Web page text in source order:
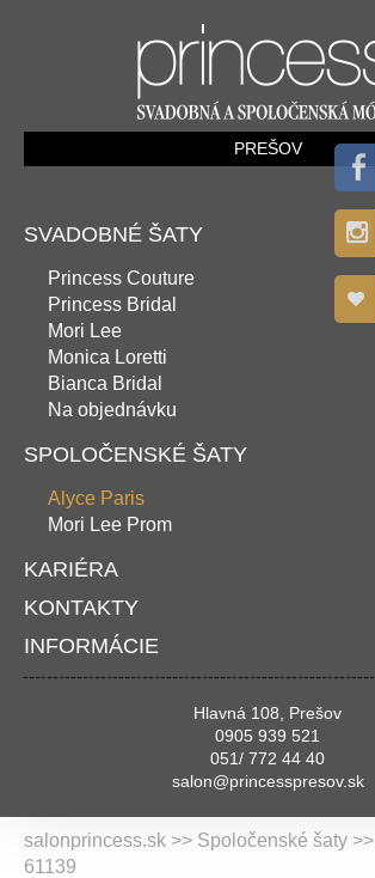
PREŠOV
SVADOBNÉ ŠATY
Princess Couture
Princess Bridal
Mori Lee
Monica Loretti
Bianca Bridal
Na objednávku
SPOLOČENSKÉ ŠATY
Alyce Paris
Mori Lee Prom
KARIÉRA
KONTAKTY
INFORMÁCIE
Hlavná 108, Prešov
0905 939 521
051/ 772 44 40
salon@princesspresov.sk
salonprincess.sk >> Spoločenské šaty >>
61139